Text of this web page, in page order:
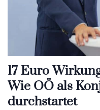
17 Euro
Wie OÖ als
durchstartet